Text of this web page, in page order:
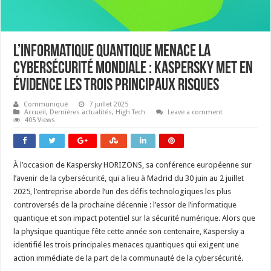
L’informatique quantique menace la
cybersécurité mondiale : Kaspersky met en
évidence les trois principaux risques
Communiqué
7 juillet 2025
Accueil, Dernières actualités, High Tech
Leave a comment
405 Views
À l’occasion de Kaspersky HORIZONS, sa conférence européenne sur
l’avenir de la cybersécurité, qui a lieu à Madrid du 30 juin au 2 juillet
2025, l’entreprise aborde l’un des défis technologiques les plus
controversés de la prochaine décennie : l’essor de l’informatique
quantique et son impact potentiel sur la sécurité numérique. Alors que
la physique quantique fête cette année son centenaire, Kaspersky a
identifié les trois principales menaces quantiques qui exigent une
action immédiate de la part de la communauté de la cybersécurité.